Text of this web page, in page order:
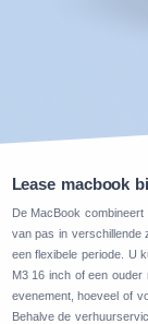
Lease macbook
De MacBook
van pas in verschillende
een flexibele periode. U
M3 16 inch of een ouder
evenement, hoeveel of
Behalve de